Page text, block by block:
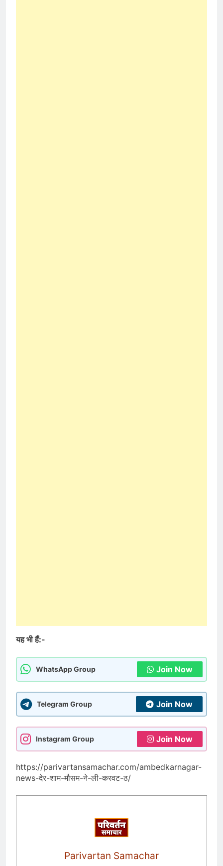
यह भी हैं:-
WhatsApp Group Join Now
Telegram Group Join Now
Instagram Group Join Now
https://parivartansamachar.com/ambedkarnagar-
news-देर-शाम-मौसम-ने-ली-करवट-ठ/
Parivartan Samachar